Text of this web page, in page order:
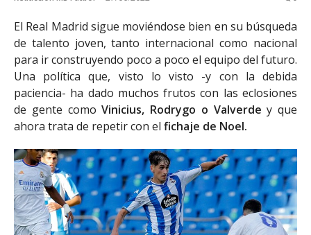
El Real Madrid sigue moviéndose bien en su búsqueda
de talento joven, tanto internacional como nacional
para ir construyendo poco a poco el equipo del futuro.
Una política que, visto lo visto -y con la debida
paciencia- ha dado muchos frutos con las eclosiones
de gente comoVinicius, Rodrygo o Valverde y que
ahora trata de repetir con el fichaje de Noel.